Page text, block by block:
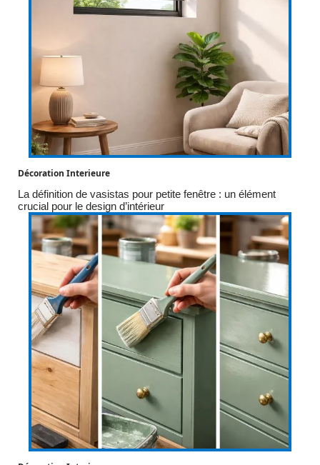
Décoration Interieure
La définition de vasistas pour petite fenêtre : un élément
crucial pour le design d’intérieur